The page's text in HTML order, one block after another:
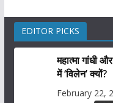
EDITOR PICKS
महात्मा गांधी
में ‘विलेन’ क्यों?
February 22,